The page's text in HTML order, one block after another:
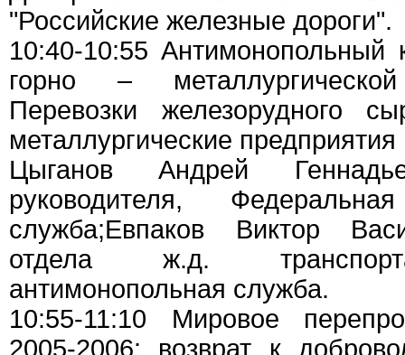
"Российские железные дороги".
10:40-10:55 Антимонопольный
горно –
Перевозки железорудного
металлургические
Цыганов Андрей
руководителя,
служба;Евпаков Виктор
отдела ж.д.
антимонопольная служба.
10:55-11:10 Мировое
2005-2006: возврат к